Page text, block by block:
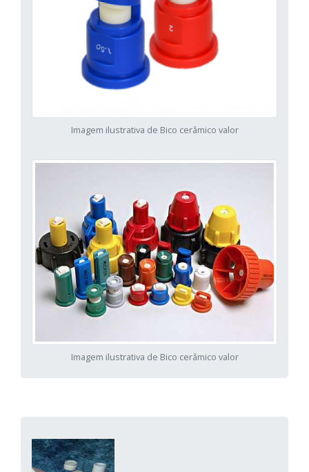
Imagem ilustrativa de Bico cerâmico valor
Imagem ilustrativa de Bico cerâmico valor